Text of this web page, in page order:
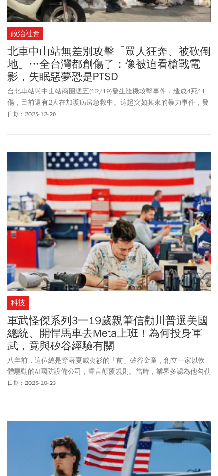
政治社會
北車中山站無差別攻擊「眾人狂奔、被砍倒
地」…全台灣都創傷了：像被迫看槍戰電
影，失眠惡夢恐是PTSD
台北車站與中山站商圈週五(12/19)發生隨機攻擊事件，造成4死11
傷，目前還有2人在加護病房急救中。這起突如其來的暴力事件，發
生在通勤人潮最密集的時段，不少民眾親眼目睹或近距離經歷過
會引發民眾緊張、不安、恐慌，甚至反覆回想事件畫面、出現失眠
或心悸等壓力反應，這些都屬於常見的心理反應，不必過度自責或
壓抑。呼籲民眾可掌握「安、靜、能、繫、望」五字訣，循序照顧
自己的心理健康。
日期：2025-12-20
科技
軍武怪傑系列3一19歲親筆信勸川普選美國
總統、開悍馬車去Meta上班！為何投身軍
武，竟與矽谷經驗有關
八年前，這位總是穿著夏威夷衫的「前」矽谷金童，創立一家以軟
體驅動的AI國防設備公司，誓言顛覆規則。當時，業界多認為他勾勒
的願景過於瘋狂，冷眼相待。八年過後，他所創辦的安杜里爾，已
日期：2025-10-23